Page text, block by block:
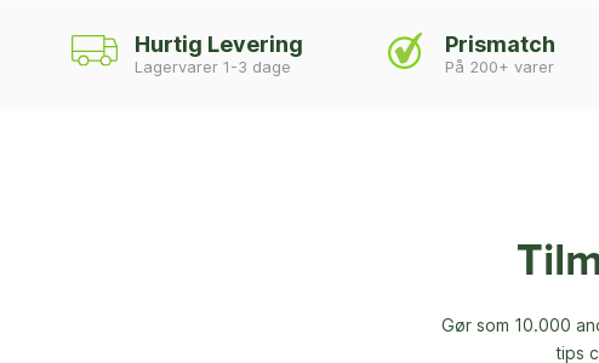
Hurtig Levering
Lagervarer 1-3 dage
Prismatch
På 200+ varer
Gør som 10.000
tips